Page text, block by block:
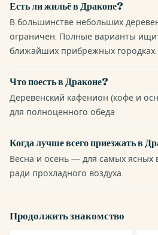
Есть ли жильё в Драконе?
В большинстве небольших
ограничен. Полные варианты
ближайших прибрежных городках.
Что поесть в Драконе?
Деревенский кафенион (кофе и
для полноценного обеда
Когда лучше всего приезжать в
Весна и осень — для самых ясных
ради прохладного воздуха.
Продолжить знакомство